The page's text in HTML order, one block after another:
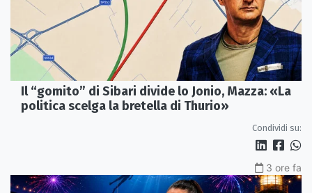
Il “gomito” di Sibari divide lo Jonio, Mazza: «La
politica scelga la bretella di Thurio»
Condividi su:
3 ore fa